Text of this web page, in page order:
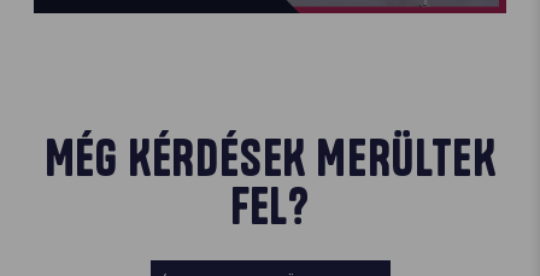
MÉG KÉRDÉSEK MERÜLTEK
FEL?